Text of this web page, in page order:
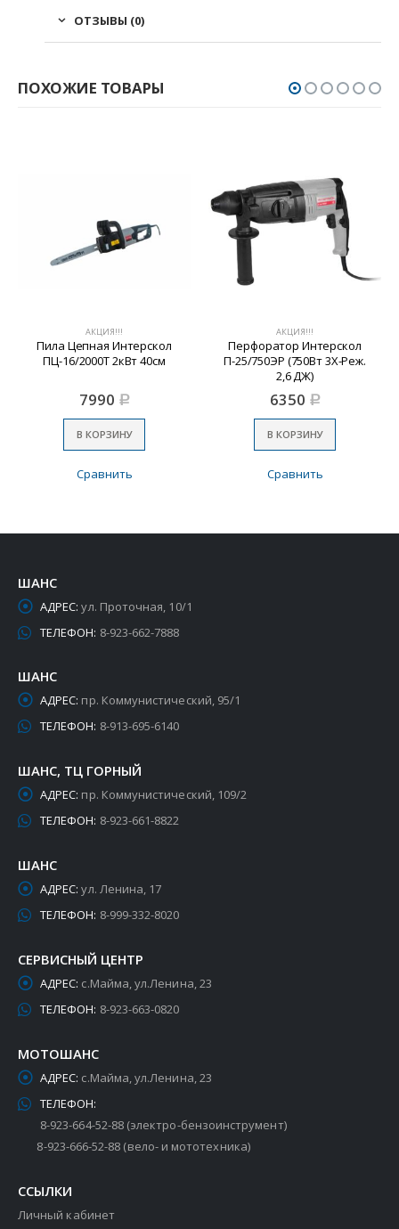
ОТЗЫВЫ (0)
ПОХОЖИЕ ТОВАРЫ
АКЦИЯ!!!
Пила Цепная Интерскол
ПЦ-16/2000Т 2кВт 40см
7990 Р
В КОРЗИНУ
Сравнить
АКЦИЯ!!!
Перфоратор Интерскол
П-25/750ЭР (750Вт 3Х-Реж.
2,6 ДЖ)
6350 Р
В КОРЗИНУ
Сравнить
ШАНС
АДРЕС: ул. Проточная, 10/1
ТЕЛЕФОН: 8-923-662-7888
ШАНС
АДРЕС: пр. Коммунистический, 95/1
ТЕЛЕФОН: 8-913-695-6140
ШАНС, ТЦ ГОРНЫЙ
АДРЕС: пр. Коммунистический, 109/2
ТЕЛЕФОН: 8-923-661-8822
ШАНС
АДРЕС: ул. Ленина, 17
ТЕЛЕФОН: 8-999-332-8020
СЕРВИСНЫЙ ЦЕНТР
АДРЕС: с.Майма, ул.Ленина, 23
ТЕЛЕФОН: 8-923-663-0820
МОТОШАНС
АДРЕС: с.Майма, ул.Ленина, 23
ТЕЛЕФОН:
8-923-664-52-88 (электро-бензоинструмент)
8-923-666-52-88 (вело- и мототехника)
ССЫЛКИ
Личный кабинет